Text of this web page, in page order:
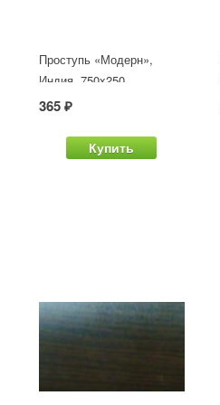
Проступь «Модерн»,
Индия, 750x250
365 ₽
Купить